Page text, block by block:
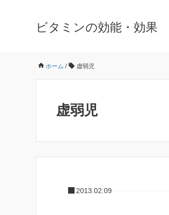
ビタミンの効能・効果
ホーム / 虚弱児
虚弱児
2013.02.09